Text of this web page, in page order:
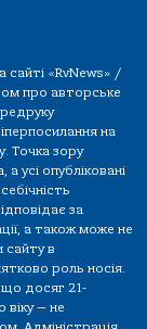
сайті «RvNews» /
про авторське
на
Точка зору
усі опубліковані
за
а також може не
сайту в
роль носія.
досяг 21-
віку — не